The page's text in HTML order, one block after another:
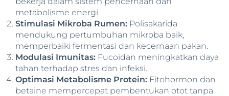
metabolisme energi.
Stimulasi Mikroba Rumen: Polisakarida
mendukung pertumbuhan mikroba baik,
memperbaiki fermentasi dan kecernaan pakan.
Modulasi Imunitas: Fucoidan meningkatkan daya
tahan terhadap stres dan infeksi.
Optimasi Metabolisme Protein: Fitohormon dan
betaine mempercepat pembentukan otot tanpa